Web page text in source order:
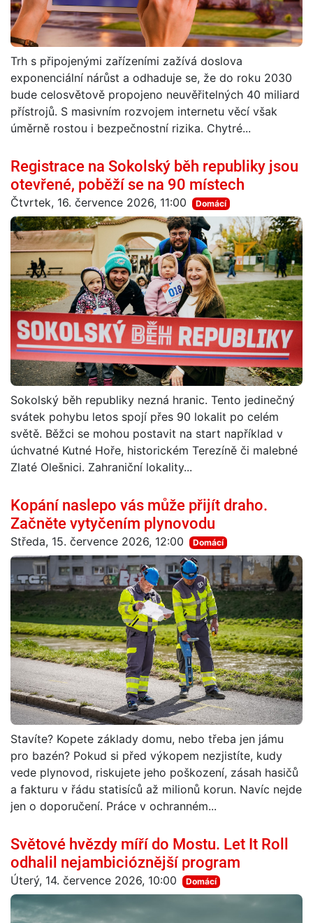
Trh s připojenými zařízeními zažívá doslova
exponenciální nárůst a odhaduje se, že do roku 2030
bude celosvětově propojeno neuvěřitelných 40 miliard
přístrojů. S masivním rozvojem internetu věcí však
úměrně rostou i bezpečnostní rizika. Chytré...
Registrace na Sokolský běh republiky jsou
otevřené, poběží se na 90 místech
Čtvrtek, 16. července 2026, 11:00 Domácí
Sokolský běh republiky nezná hranic. Tento jedinečný
svátek pohybu letos spojí přes 90 lokalit po celém
světě. Běžci se mohou postavit na start například v
úchvatné Kutné Hoře, historickém Terezíně či malebné
Zlaté Olešnici. Zahraniční lokality...
Kopání naslepo vás může přijít draho.
Začněte vytyčením plynovodu
Středa, 15. července 2026, 12:00 Domácí
Stavíte? Kopete základy domu, nebo třeba jen jámu
pro bazén? Pokud si před výkopem nezjistíte, kudy
vede plynovod, riskujete jeho poškození, zásah hasičů
a fakturu v řádu statisíců až milionů korun. Navíc nejde
jen o doporučení. Práce v ochranném...
Světové hvězdy míří do Mostu. Let It Roll
odhalil nejambicióznější program
Úterý, 14. července 2026, 10:00 Domácí